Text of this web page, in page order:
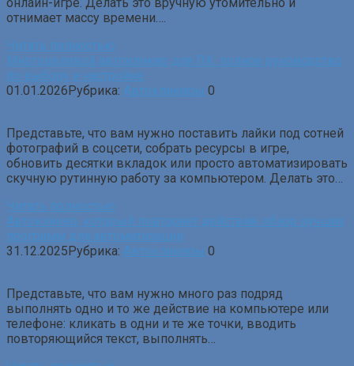
отнимает массу времени….
Читать полностью
Многоцелевой автокликер для ПК: полное руководство
по выбору и настройке
01.01.2026Рубрика: Автокликеры 0
Представьте, что вам нужно поставить лайки под сотней
фотографий в соцсети, собрать ресурсы в игре,
обновить десятки вкладок или просто автоматизировать
скучную рутинную работу за компьютером. Делать это…
Читать полностью
Автокликер, который повторяет действия: обзор лучших
программ для автоматизации
31.12.2025Рубрика: Автокликеры 0
Представьте, что вам нужно много раз подряд
выполнять одно и то же действие на компьютере или
телефоне: кликать в одни и те же точки, вводить
повторяющийся текст, выполнять…